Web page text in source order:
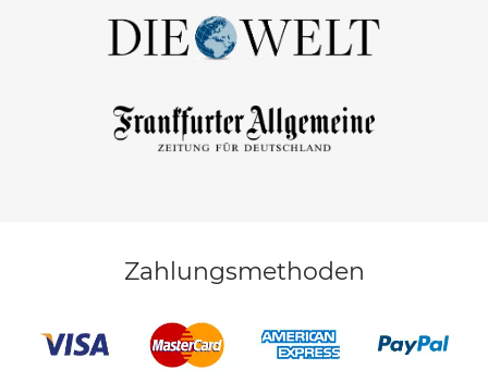
Zahlungsmethoden